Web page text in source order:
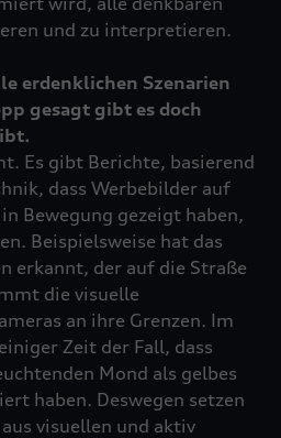
erdenklichen Szenarien
gesagt gibt es doch
Es gibt Berichte, basierend
dass Werbebilder auf
Bewegung gezeigt haben,
Beispielsweise hat das
erkannt, der auf die Straße
die visuelle
an ihre Grenzen. Im
Zeit der Fall, dass
Mond als gelbes
haben. Deswegen setzen
visuellen und aktiv